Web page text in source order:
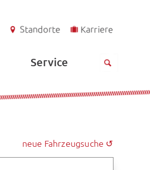
Standorte Karriere
Service
neue Fahrzeugsuche ↺